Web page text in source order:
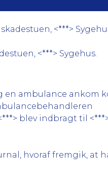
<***>
<***> Sygehus.
en ambulance ankom
blev indbragt til
hvoraf fremgik, at